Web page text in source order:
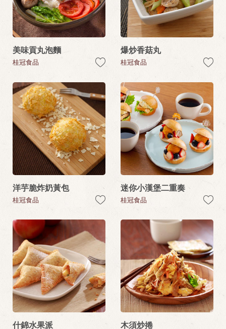
美味貢丸泡麵
桂冠食品
爆炒香菇丸
桂冠食品
洋芋脆炸奶黃包
桂冠食品
迷你小漢堡二重奏
桂冠食品
什錦水果派 木須炒捲